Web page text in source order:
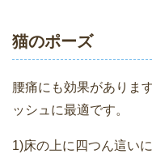
猫のポーズ
腰痛にも効果がありま
ッシュに最適です。
1)床の上に四つん這い